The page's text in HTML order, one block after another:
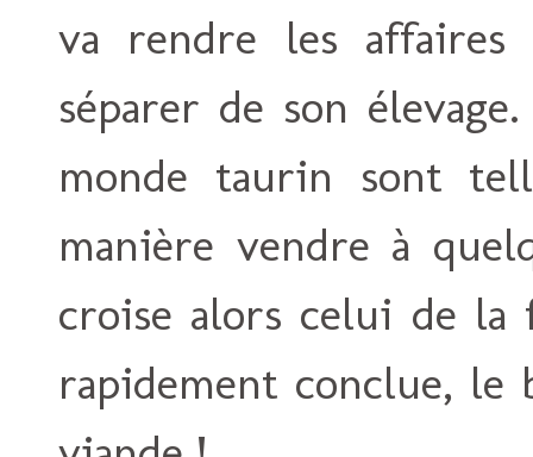
va rendre les
séparer de son
monde taurin sont
manière vendre à
croise alors celui de la
rapidement conclue,